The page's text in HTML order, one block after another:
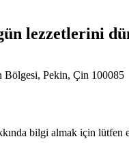
lezzetlerini
Pekin, Çin 100085
bilgi almak için lütfen